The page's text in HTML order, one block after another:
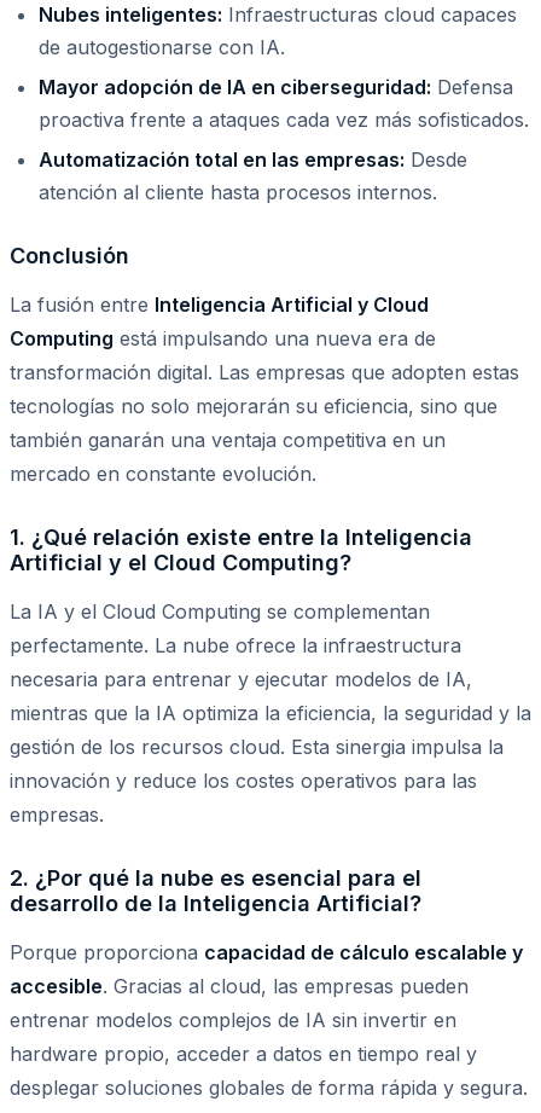
Nubes inteligentes: Infraestructuras cloud capaces
de autogestionarse con IA.
Mayor adopción de IA en ciberseguridad: Defensa
proactiva frente a ataques cada vez más sofisticados.
Automatización total en las empresas: Desde
atención al cliente hasta procesos internos.
Conclusión
La fusión entre Inteligencia Artificial y Cloud
Computing está impulsando una nueva era de
transformación digital. Las empresas que adopten estas
tecnologías no solo mejorarán su eficiencia, sino que
también ganarán una ventaja competitiva en un
mercado en constante evolución.
1. ¿Qué relación existe entre la Inteligencia
Artificial y el Cloud Computing?
La IA y el Cloud Computing se complementan
perfectamente. La nube ofrece la infraestructura
necesaria para entrenar y ejecutar modelos de IA,
mientras que la IA optimiza la eficiencia, la seguridad y la
gestión de los recursos cloud. Esta sinergia impulsa la
innovación y reduce los costes operativos para las
empresas.
2. ¿Por qué la nube es esencial para el
desarrollo de la Inteligencia Artificial?
Porque proporciona capacidad de cálculo escalable y
accesible. Gracias al cloud, las empresas pueden
entrenar modelos complejos de IA sin invertir en
hardware propio, acceder a datos en tiempo real y
desplegar soluciones globales de forma rápida y segura.